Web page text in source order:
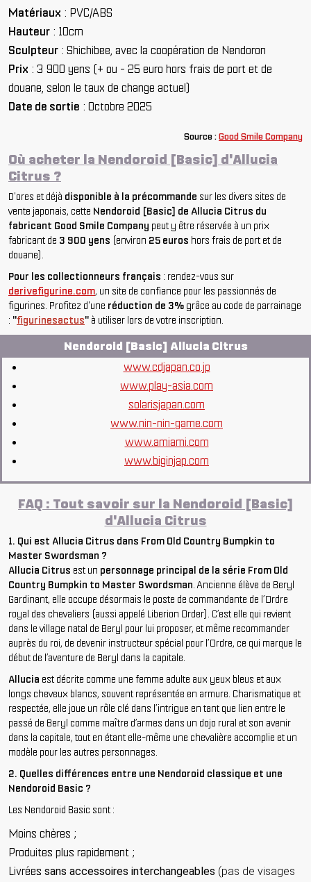
Matériaux : PVC/ABS
Hauteur : 10cm
Sculpteur : Shichibee, avec la coopération de Nendoron
Prix : 3 900 yens (+ ou - 25 euro hors frais de port et de
douane, selon le taux de change actuel)
Date de sortie : Octobre 2025
Source :Good Smile Company
Où acheter la Nendoroid [Basic] d'Allucia
Citrus ?
D'ores et déjà disponible à la précommande sur les divers sites de
vente japonais, cette Nendoroid [Basic] de Allucia Citrus du
fabricant Good Smile Company peut y être réservée à un prix
fabricant de 3 900 yens (environ 25 euros hors frais de port et de
douane).
Pour les collectionneurs français : rendez-vous sur
derivefigurine.com, un site de confiance pour les passionnés de
figurines. Profitez d'une réduction de 3% grâce au code de parrainage
: "figurinesactus" à utiliser lors de votre inscription.
Nendoroid [Basic] Allucia Citrus
www.cdjapan.co.jp
www.play-asia.com
solarisjapan.com
www.nin-nin-game.com
www.amiami.com
www.biginjap.com
FAQ : Tout savoir sur la Nendoroid [Basic]
d'Allucia Citrus
1. Qui est Allucia Citrus dans From Old Country Bumpkin to
Master Swordsman ?
Allucia Citrus est un personnage principal de la série From Old
Country Bumpkin to Master Swordsman. Ancienne élève de Beryl
Gardinant, elle occupe désormais le poste de commandante de l’Ordre
royal des chevaliers (aussi appelé Liberion Order). C’est elle qui revient
dans le village natal de Beryl pour lui proposer, et même recommander
auprès du roi, de devenir instructeur spécial pour l’Ordre, ce qui marque le
début de l’aventure de Beryl dans la capitale.
Allucia est décrite comme une femme adulte aux yeux bleus et aux
longs cheveux blancs, souvent représentée en armure. Charismatique et
respectée, elle joue un rôle clé dans l’intrigue en tant que lien entre le
passé de Beryl comme maître d’armes dans un dojo rural et son avenir
dans la capitale, tout en étant elle-même une chevalière accomplie et un
modèle pour les autres personnages.
2. Quelles différences entre une Nendoroid classique et une
Nendoroid Basic ?
Les Nendoroid Basic sont :
Moins chères ;
Produites plus rapidement ;
Livrées sans accessoires interchangeables (pas de visages